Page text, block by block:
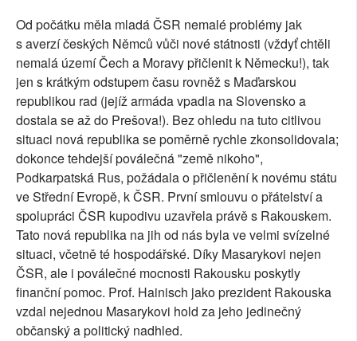
Od počátku měla mladá ČSR nemalé problémy jak
s averzí českých Němců vůči nové státnosti (vždyť chtěli
nemalá území Čech a Moravy přičlenit k Německu!), tak
jen s krátkým odstupem času rovněž s Maďarskou
republikou rad (jejíž armáda vpadla na Slovensko a
dostala se až do Prešova!). Bez ohledu na tuto citlivou
situaci nová republika se poměrně rychle zkonsolidovala;
dokonce tehdejší poválečná "země nikoho",
Podkarpatská Rus, požádala o přičlenění k novému státu
ve Střední Evropě, k ČSR. První smlouvu o přátelství a
spolupráci ČSR kupodivu uzavřela právě s Rakouskem.
Tato nová republika na jih od nás byla ve velmi svízelné
situaci, včetně té hospodářské. Díky Masarykovi nejen
ČSR, ale i poválečné mocnosti Rakousku poskytly
finanční pomoc. Prof. Hainisch jako prezident Rakouska
vzdal nejednou Masarykovi hold za jeho jedinečný
občanský a politický nadhled.